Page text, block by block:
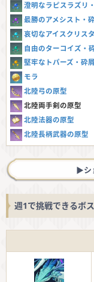
澄明なラピスラズリ
最勝のアメシスト・
哀切なアイスクリス
自由のターコイズ・
堅牢なトパーズ・砕屑
モラ
北陸弓の原型
北陸両手剣の原型
北陸法器の原型
北陸長柄武器の原型
▶︎シ
週1で挑戦できるボ